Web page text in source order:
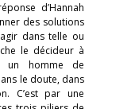
d’Hannah
des solutions
dans telle ou
le décideur à
un homme de
le doute, dans
C’est par une